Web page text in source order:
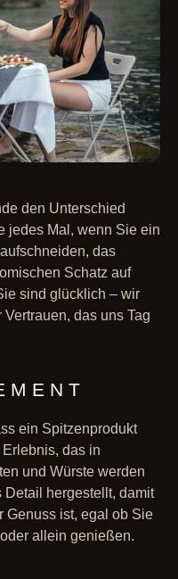
den Unterschied
jedes Mal, wenn Sie ein
das
Schatz auf
sind glücklich – wir
das uns Tag
ein Spitzenprodukt
das in
und Würste werden
Detail hergestellt, damit
Genuss ist, egal ob Sie
allein genießen.